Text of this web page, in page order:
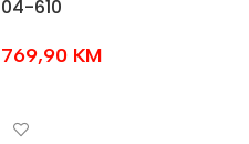
04-610
769,90 KM